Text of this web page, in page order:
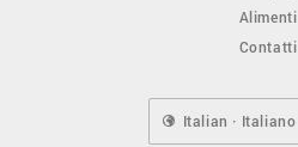
Alimenti
Contatti
Italian · Italiano